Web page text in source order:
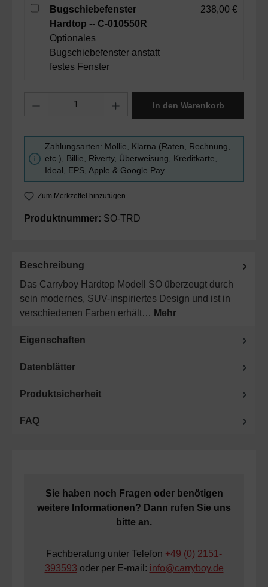
Bugschiebefenster
Hardtop -- C-010550R
Optionales
Bugschiebefenster anstatt
festes Fenster
238,00 €
In den Warenkorb
Zahlungsarten: Mollie, Klarna (Raten, Rechnung,
etc.), Billie, Riverty, Überweisung, Kreditkarte,
Ideal, EPS, Apple & Google Pay
Zum Merkzettel hinzufügen
Produktnummer: SO-TRD
Beschreibung
Das Carryboy Hardtop Modell SO überzeugt durch
sein modernes, SUV-inspiriertes Design und ist in
verschiedenen Farben erhält… Mehr
Eigenschaften
Datenblätter
Produktsicherheit
FAQ
Sie haben noch Fragen oder benötigen
weitere Informationen? Dann rufen Sie uns
bitte an.
Fachberatung unter Telefon +49 (0) 2151-
393593 oder per E-mail: info@carryboy.de